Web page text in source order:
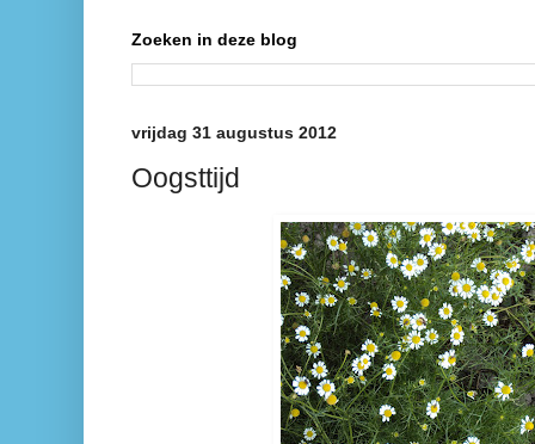
Zoeken in deze blog
vrijdag 31 augustus 2012
Oogsttijd